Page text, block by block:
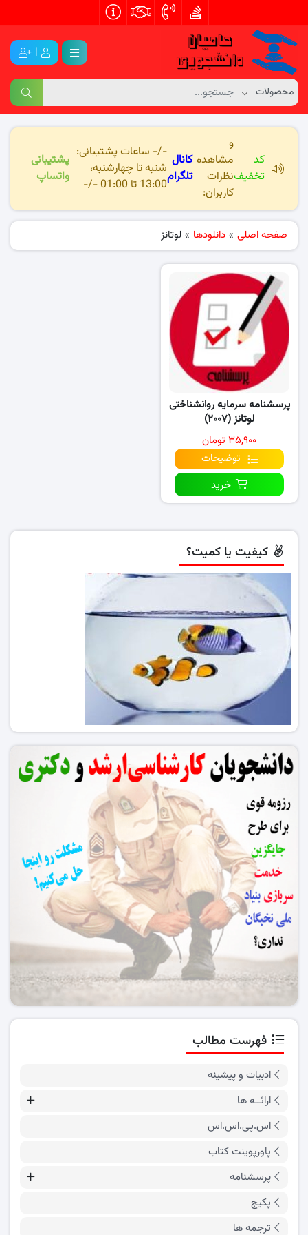
|
کد
تخفیف
و
مشاهده
نظرات
کاربران:
کانال
تلگرام
-/- ساعات پشتیبانی:
شنبه تا چهارشنبه،
13:00 تا 01:00 -/-
پشتیبانی
واتساپ
صفحه اصلی » دانلودها » لوتانز
پرسشنامه سرمایه روانشناختی
لوتانز (۲۰۰۷)
۳۵,۹۰۰ تومان
توضیحات
خرید
کیفیت یا کمیت؟
فهرست مطالب
ادبیات و پیشینه
ارائــه ها
اس.پی.اس.اس
پاورپوینت کتاب
پرسشنامه
پکیج
ترجمه ها